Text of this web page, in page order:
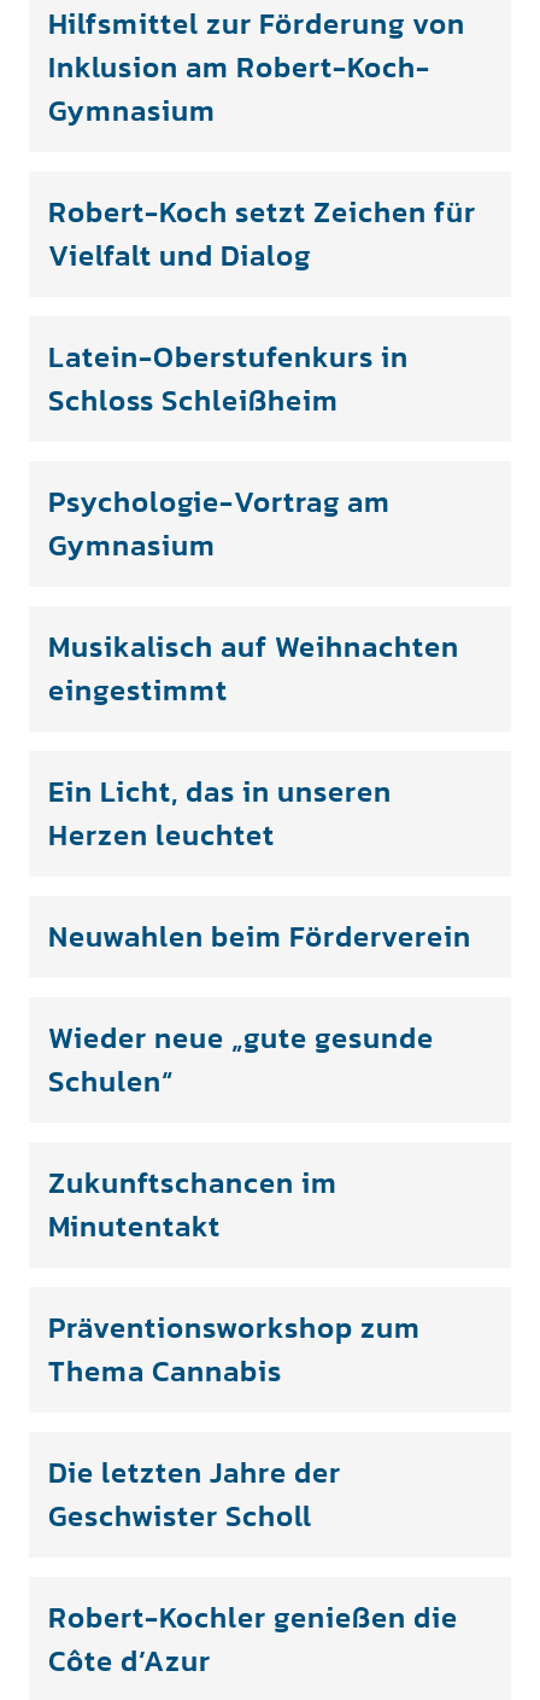
Hilfsmittel zur Förderung von
Inklusion am Robert-Koch-
Gymnasium
Robert-Koch setzt Zeichen für
Vielfalt und Dialog
Latein-Oberstufenkurs in
Schloss Schleißheim
Psychologie-Vortrag am
Gymnasium
Musikalisch auf Weihnachten
eingestimmt
Ein Licht, das in unseren
Herzen leuchtet
Neuwahlen beim Förderverein
Wieder neue „gute gesunde
Schulen“
Zukunftschancen im
Minutentakt
Präventionsworkshop zum
Thema Cannabis
Die letzten Jahre der
Geschwister Scholl
Robert-Kochler genießen die
Côte d’Azur